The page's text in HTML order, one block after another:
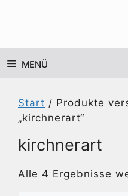
MENÜ
Start / Produkte
„kirchnerart“
kirchnerart
Alle 4 Ergebnisse